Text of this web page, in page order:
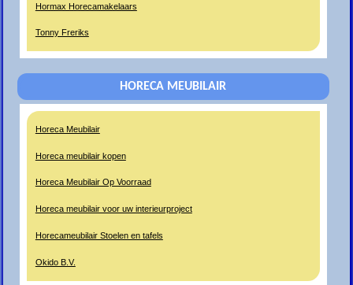
Hormax Horecamakelaars
Tonny Freriks
HORECA MEUBILAIR
Horeca Meubilair
Horeca meubilair kopen
Horeca Meubilair Op Voorraad
Horeca meubilair voor uw interieurproject
Horecameubilair Stoelen en tafels
Okido B.V.